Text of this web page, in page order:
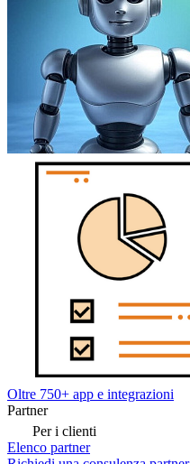
Oltre 750+ app e integrazioni
Partner
Per i clienti
Elenco partner